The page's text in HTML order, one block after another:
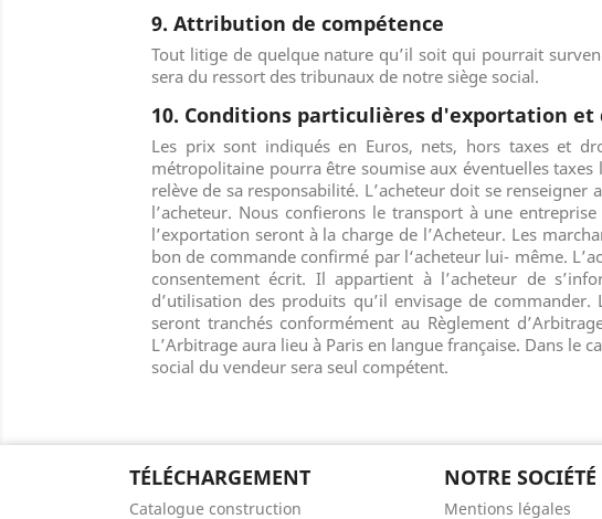
9. Attribution de compétence
Tout litige de quelque nature qu’il soit qui pourrait
sera du ressort des tribunaux de notre siège social.
10. Conditions particulières d'exportation et
Les prix sont indiqués en Euros, nets, hors taxes et
métropolitaine pourra être soumise aux éventuelles
relève de sa responsabilité. L’acheteur doit se
l’acheteur. Nous confierons le transport à une
l’exportation seront à la charge de l’Acheteur. Les
bon de commande confirmé par l‘acheteur lui- même.
consentement écrit. Il appartient à l’acheteur de
d’utilisation des produits qu’il envisage de
seront tranchés conformément au Règlement
L’Arbitrage aura lieu à Paris en langue française. Dans
social du vendeur sera seul compétent.
TÉLÉCHARGEMENT
Catalogue construction
NOTRE SOCIÉTÉ
Mentions légales